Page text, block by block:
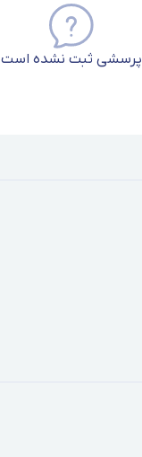
پرسشی ثبت نشده است